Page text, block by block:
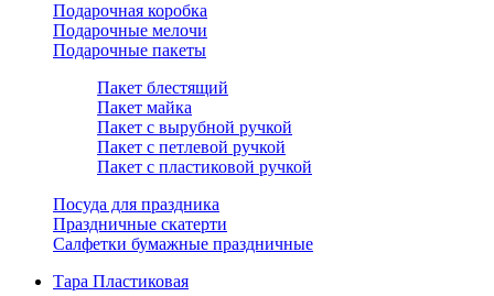
Подарочная коробка
Подарочные мелочи
Подарочные пакеты
Пакет блестящий
Пакет майка
Пакет с вырубной ручкой
Пакет с петлевой ручкой
Пакет с пластиковой ручкой
Посуда для праздника
Праздничные скатерти
Салфетки бумажные праздничные
Тара Пластиковая